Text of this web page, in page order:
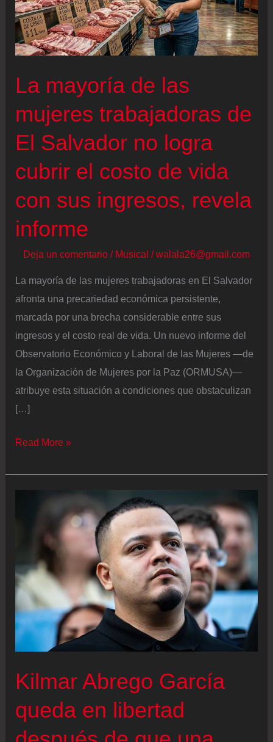
La mayoría de las
mujeres trabajadoras de
El Salvador no logra
cubrir el costo de vida
con sus ingresos, revela
informe
Deja un comentario / Musical /walala26@gmail.com
La mayoría de las mujeres trabajadoras en El Salvador
afronta una precariedad económica persistente,
marcada por una brecha considerable entre sus
ingresos y el costo real de vida. Un nuevo informe del
Observatorio Económico y Laboral de las Mujeres —de
la Organización de Mujeres por la Paz (ORMUSA)—
atribuye esta situación a condiciones que obstaculizan
[…]
La
de
trabajadoras
El
Salvador
no
logra
cubrir
costo
vida
con
Read More »
Kilmar Abrego García
queda en libertad